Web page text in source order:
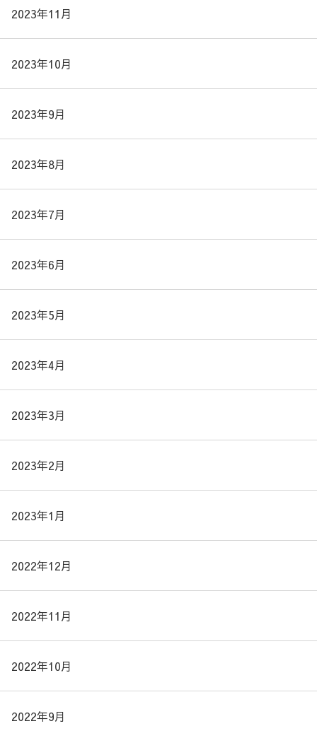
2023年11月
2023年10月
2023年9月
2023年8月
2023年7月
2023年6月
2023年5月
2023年4月
2023年3月
2023年2月
2023年1月
2022年12月
2022年11月
2022年10月
2022年9月